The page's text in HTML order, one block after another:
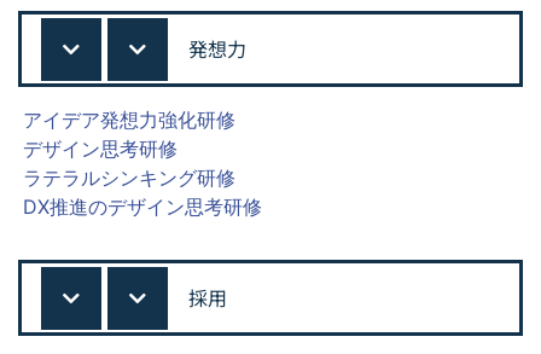
発想力
アイデア発想力強化研修
デザイン思考研修
ラテラルシンキング研修
DX推進のデザイン思考研修
採用